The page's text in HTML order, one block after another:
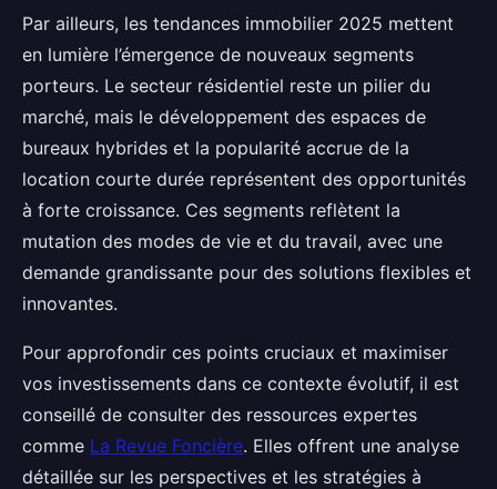
Par ailleurs, les tendances immobilier 2025 mettent
en lumière l’émergence de nouveaux segments
porteurs. Le secteur résidentiel reste un pilier du
marché, mais le développement des espaces de
bureaux hybrides et la popularité accrue de la
location courte durée représentent des opportunités
à forte croissance. Ces segments reflètent la
mutation des modes de vie et du travail, avec une
demande grandissante pour des solutions flexibles et
innovantes.
Pour approfondir ces points cruciaux et maximiser
vos investissements dans ce contexte évolutif, il est
conseillé de consulter des ressources expertes
comme La Revue Foncière. Elles offrent une analyse
détaillée sur les perspectives et les stratégies à